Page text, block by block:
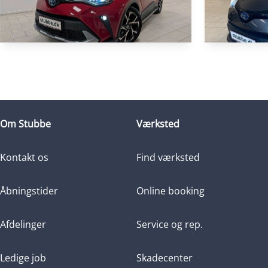
104.000 KM
HYBRID (BENZIN / EL)
HYBRID
Om Stubbe
Kontakt os
Åbningstider
Afdelinger
Ledige job
Værksted
Find værksted
Online booking
Service og rep.
Skadecenter